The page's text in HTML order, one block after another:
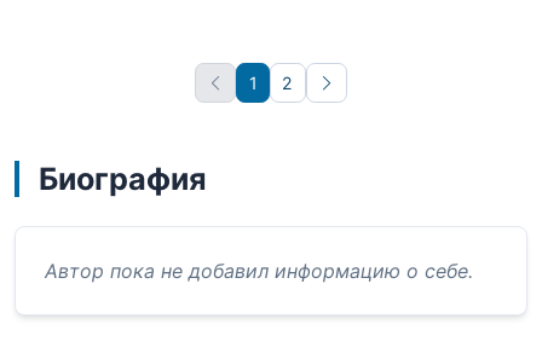
1 2
Вперёд
Биография
Автор пока не добавил информацию о себе.